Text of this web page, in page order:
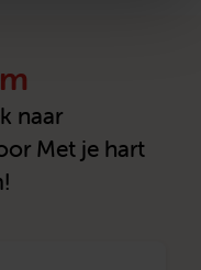
naar
Met je hart